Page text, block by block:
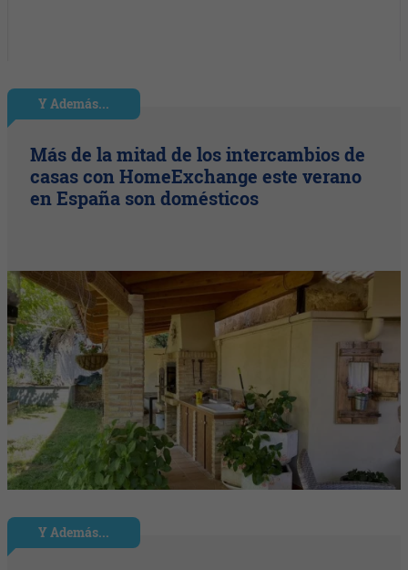
Y Además...
Más de la mitad de los intercambios de
casas con HomeExchange este verano
en España son domésticos
Y Además...